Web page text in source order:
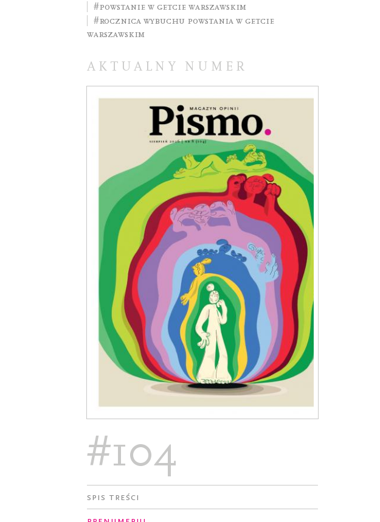
#powstanie w getcie warszawskim
#rocznica wybuchu powstania w getcie
warszawskim
AKTUALNY NUMER
#104
Spis treści